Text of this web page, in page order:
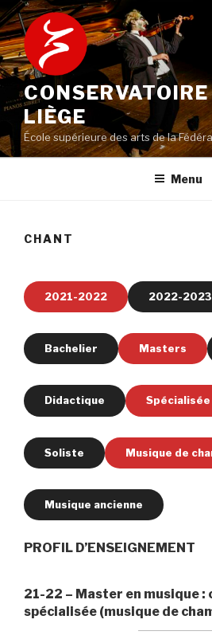
Aller
au
contenu
principal
LIÈGE
École supérieure des arts de la
Menu
CHANT
2021-2022 2022-2023
Bachelier Masters
Didactique Spécialisée
Soliste Musique de
Musique ancienne
PROFIL D’ENSEIGNEMENT
21-22 – Master en musique
spécialisée (musique de